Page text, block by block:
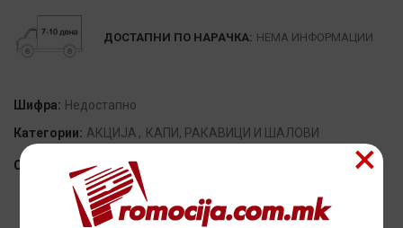
ДОСТАПНИ ПО НАРАЧКА: НЕМА ИНФОРМАЦИИ
Шифра: Недостапно
Категории: АКЦИЈА , КАПИ, РАКАВИЦИ И ШАЛОВИ
Сподели ×